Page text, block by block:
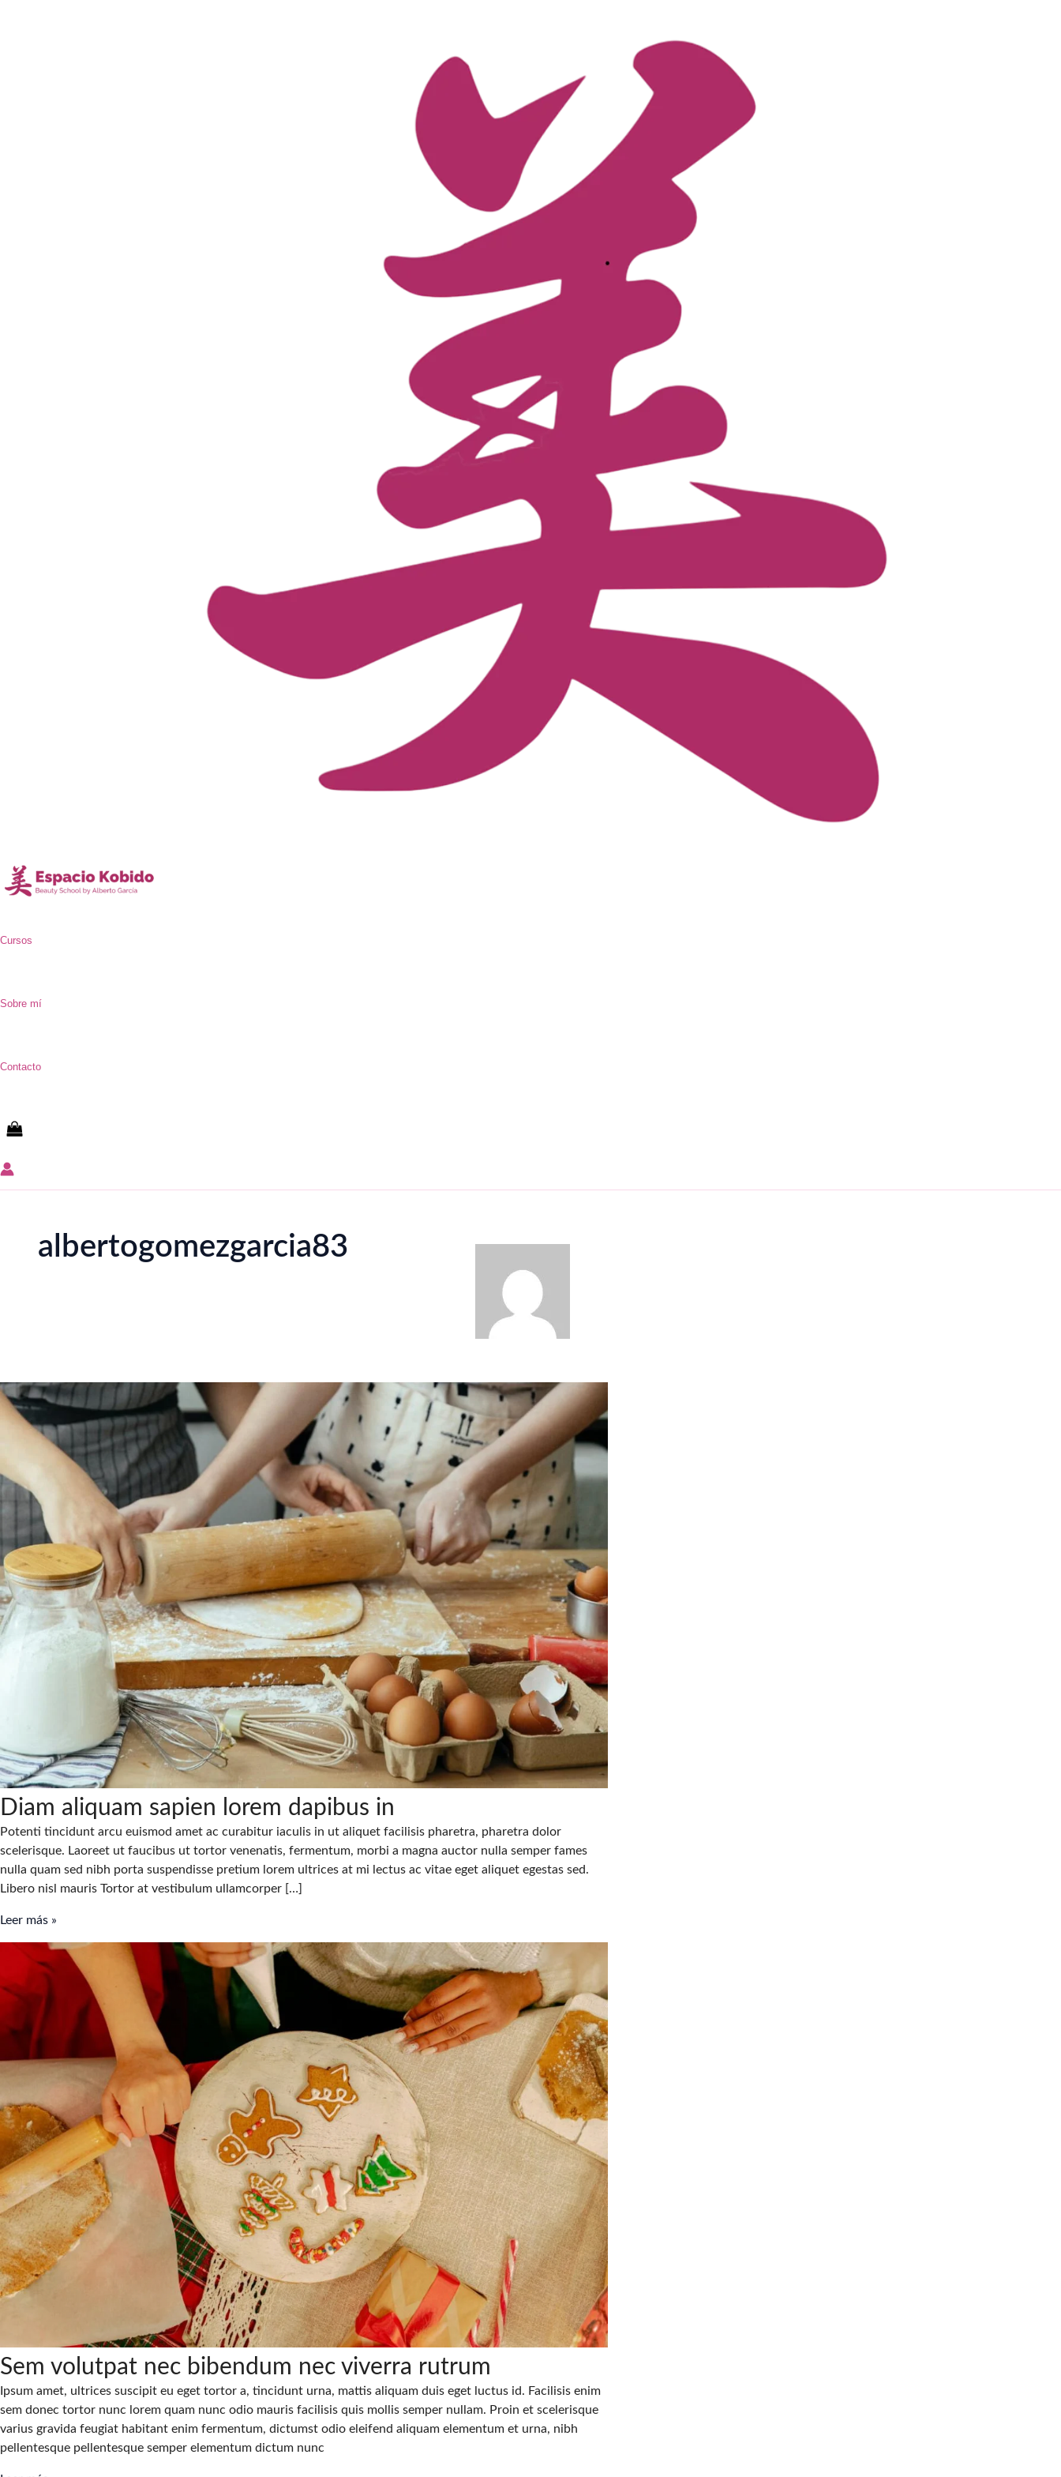
Cursos
Sobre mí
Contacto
albertogomezgarcia83
Diam aliquam sapien lorem dapibus in
Potenti tincidunt arcu euismod amet ac curabitur iaculis in ut aliquet facilisis pharetra, pharetra dolor
scelerisque. Laoreet ut faucibus ut tortor venenatis, fermentum, morbi a magna auctor nulla semper fames
nulla quam sed nibh porta suspendisse pretium lorem ultrices at mi lectus ac vitae eget aliquet egestas sed.
Libero nisl mauris Tortor at vestibulum ullamcorper […]
Diam
sapien
lorem
dapibus
Leer más »
Sem volutpat nec bibendum nec viverra rutrum
Ipsum amet, ultrices suscipit eu eget tortor a, tincidunt urna, mattis aliquam duis eget luctus id. Facilisis enim
sem donec tortor nunc lorem quam nunc odio mauris facilisis quis mollis semper nullam. Proin et scelerisque
varius gravida feugiat habitant enim fermentum, dictumst odio eleifend aliquam elementum et urna, nibh
pellentesque pellentesque semper elementum dictum nunc